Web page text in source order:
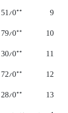
9
**
51/0
10
**
79/0
11
**
30/0
12
**
72/0
13
**
28/0